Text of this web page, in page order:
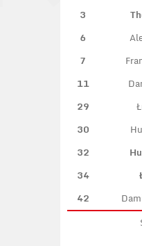
3
6
7
11
29
30
32
34
42